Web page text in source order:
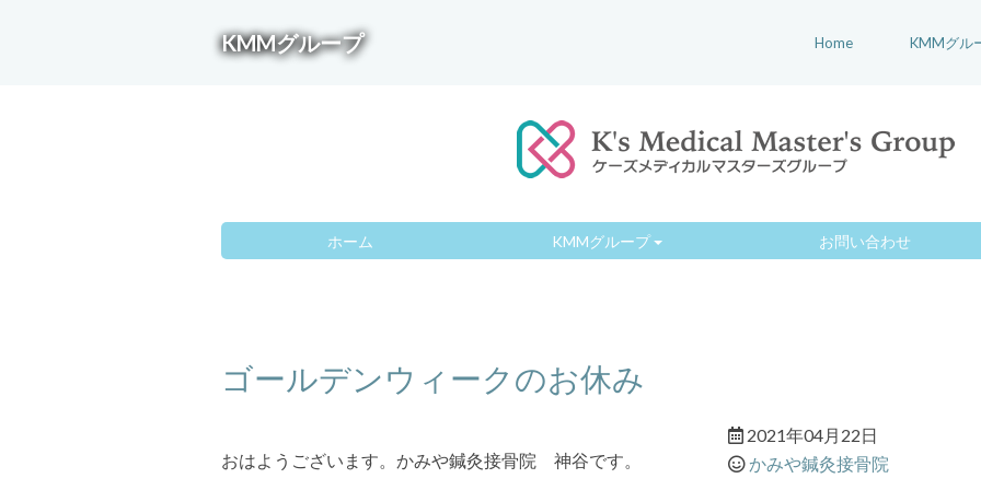
KMMグループ Home KMMグル
ホーム KMMグループ お問い合わせ
ゴールデンウィークのお休み
2021年04月22日
かみや鍼灸接骨院
おはようございます。かみや鍼灸接骨院 神谷です。